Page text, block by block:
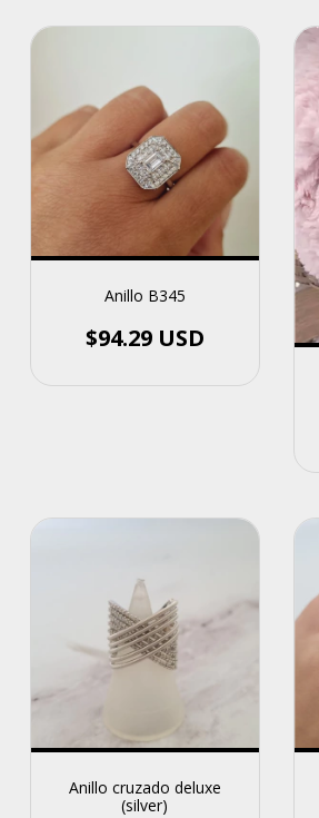
Anillo B345
$94.29 USD
Anillo cruzado deluxe
(silver)